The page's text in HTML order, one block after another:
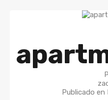
Publicado en